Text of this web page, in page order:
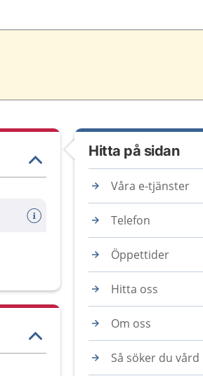
Hitta på sidan
Våra e-tjänster
Telefon
Öppettider
Hitta oss
Om oss
Så söker du vård